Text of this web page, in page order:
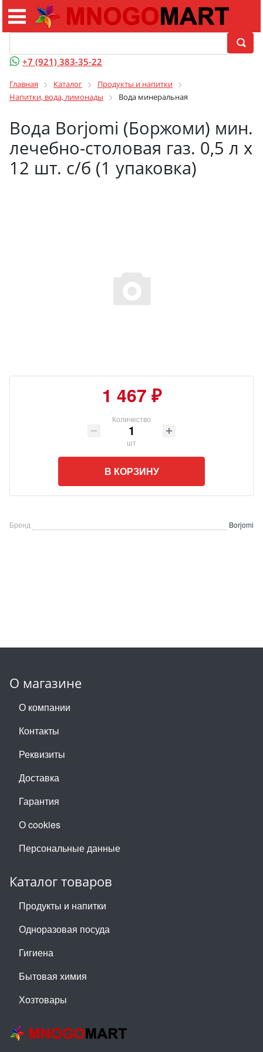
+7 (921) 383-35-22
Главная Каталог
Продукты и напитки
Напитки, вода, лимонады
Вода минеральная
Вода Borjomi (Боржоми) мин.
лечебно-столовая газ. 0,5 л х
12 шт. с/б (1 упаковка)
1 467 ₽
Количество
шт
В КОРЗИНУ
Бренд Borjomi
О магазине
О компании
Контакты
Реквизиты
Доставка
Гарантия
О cookies
Персональные данные
Каталог товаров
Продукты и напитки
Одноразовая посуда
Гигиена
Бытовая химия
Хозтовары